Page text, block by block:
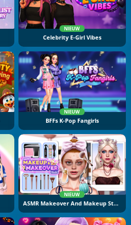
NIEUW
Celebrity E-Girl Vibes
NIEUW
BFFs K-Pop Fangirls
NIEUW
ASMR Makeover And Makeup Studio